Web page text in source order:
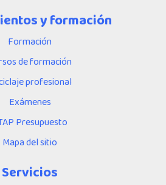
y formación
Formación
de formación
profesional
Exámenes
Presupuesto
Mapa del sitio
Servicios